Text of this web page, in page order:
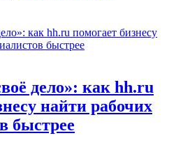
дело»: как hh.ru
найти рабочих
быстрее